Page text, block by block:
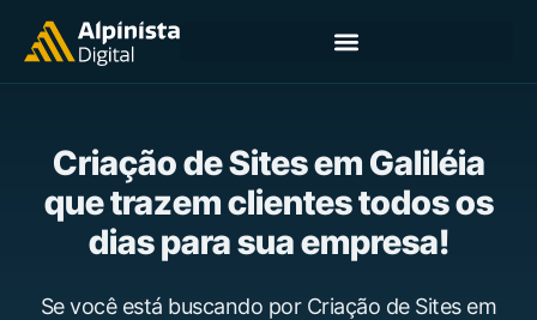
Criação de Sites em Galiléia
que trazem clientes todos os
dias para sua empresa!
Se você está buscando por Criação de Sites em